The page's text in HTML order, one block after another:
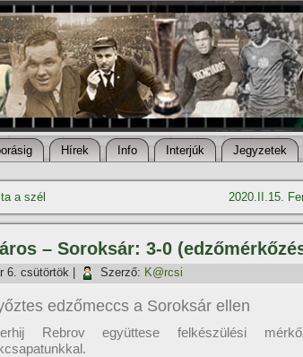
Hí­rek Info Interjúk Jegyzetek
a szél 2020.II.15.
– Soroksár: 3-0
6. csütörtök Szerző: K@rcsi
edzőmeccs a Soroksár ellen
Rebrov együttese felkészülési